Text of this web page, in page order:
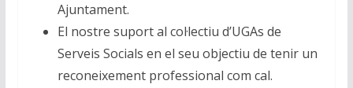
Ajuntament.
El nostre suport al col·lectiu d’UGAs de
Serveis Socials en el seu objectiu de tenir un
reconeixement professional com cal.